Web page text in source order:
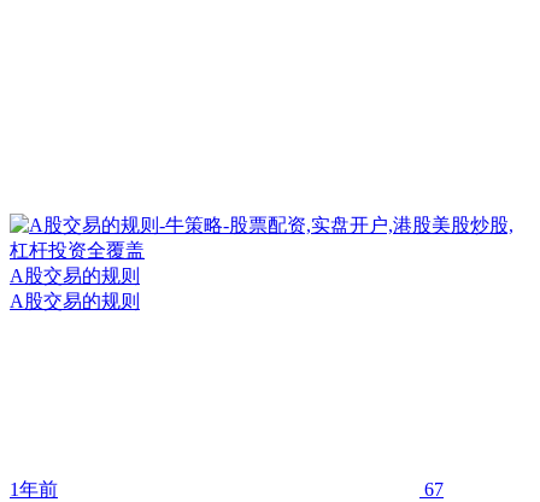
A股交易的规则
A股交易的规则
1年前 67